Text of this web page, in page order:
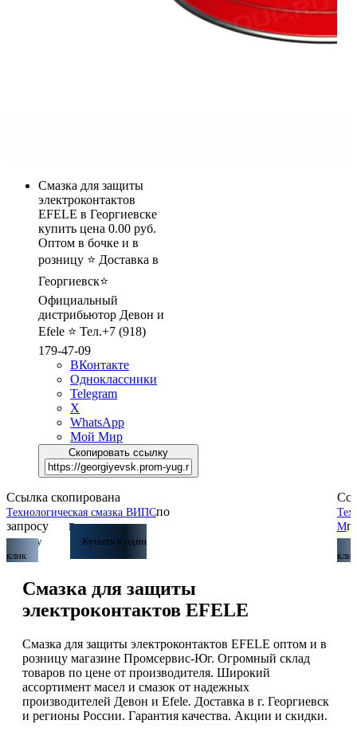
Смазка для защиты
электроконтактов
EFELE в Георгиевске
купить цена 0.00 руб.
Оптом в бочке и в
розницу ⭐ Доставка в
Георгиевск⭐
Официальный
дистрибьютор Девон и
Efele ⭐ Тел.+7 (918)
179-47-09
ВКонтакте
Одноклассники
Telegram
X
WhatsApp
Мой Мир
Скопировать ссылку
Ссылка скопирована
Технологическая смазка ВИПСпо
запросу
В
корзину
Купить в один
клик
М
клик
Смазка для защиты
электроконтактов EFELE
Смазка для защиты электроконтактов EFELE оптом и в
розницу магазине Промсервис-Юг. Огромный склад
товаров по цене от производителя. Широкий
ассортимент масел и смазок от надежных
производителей Девон и Efele. Доставка в г. Георгиевск
и регионы России. Гарантия качества. Акции и скидки.